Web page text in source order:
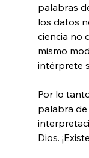
palabras
los datos
ciencia no
mismo
intérprete
Por lo
palabra de
Dios.